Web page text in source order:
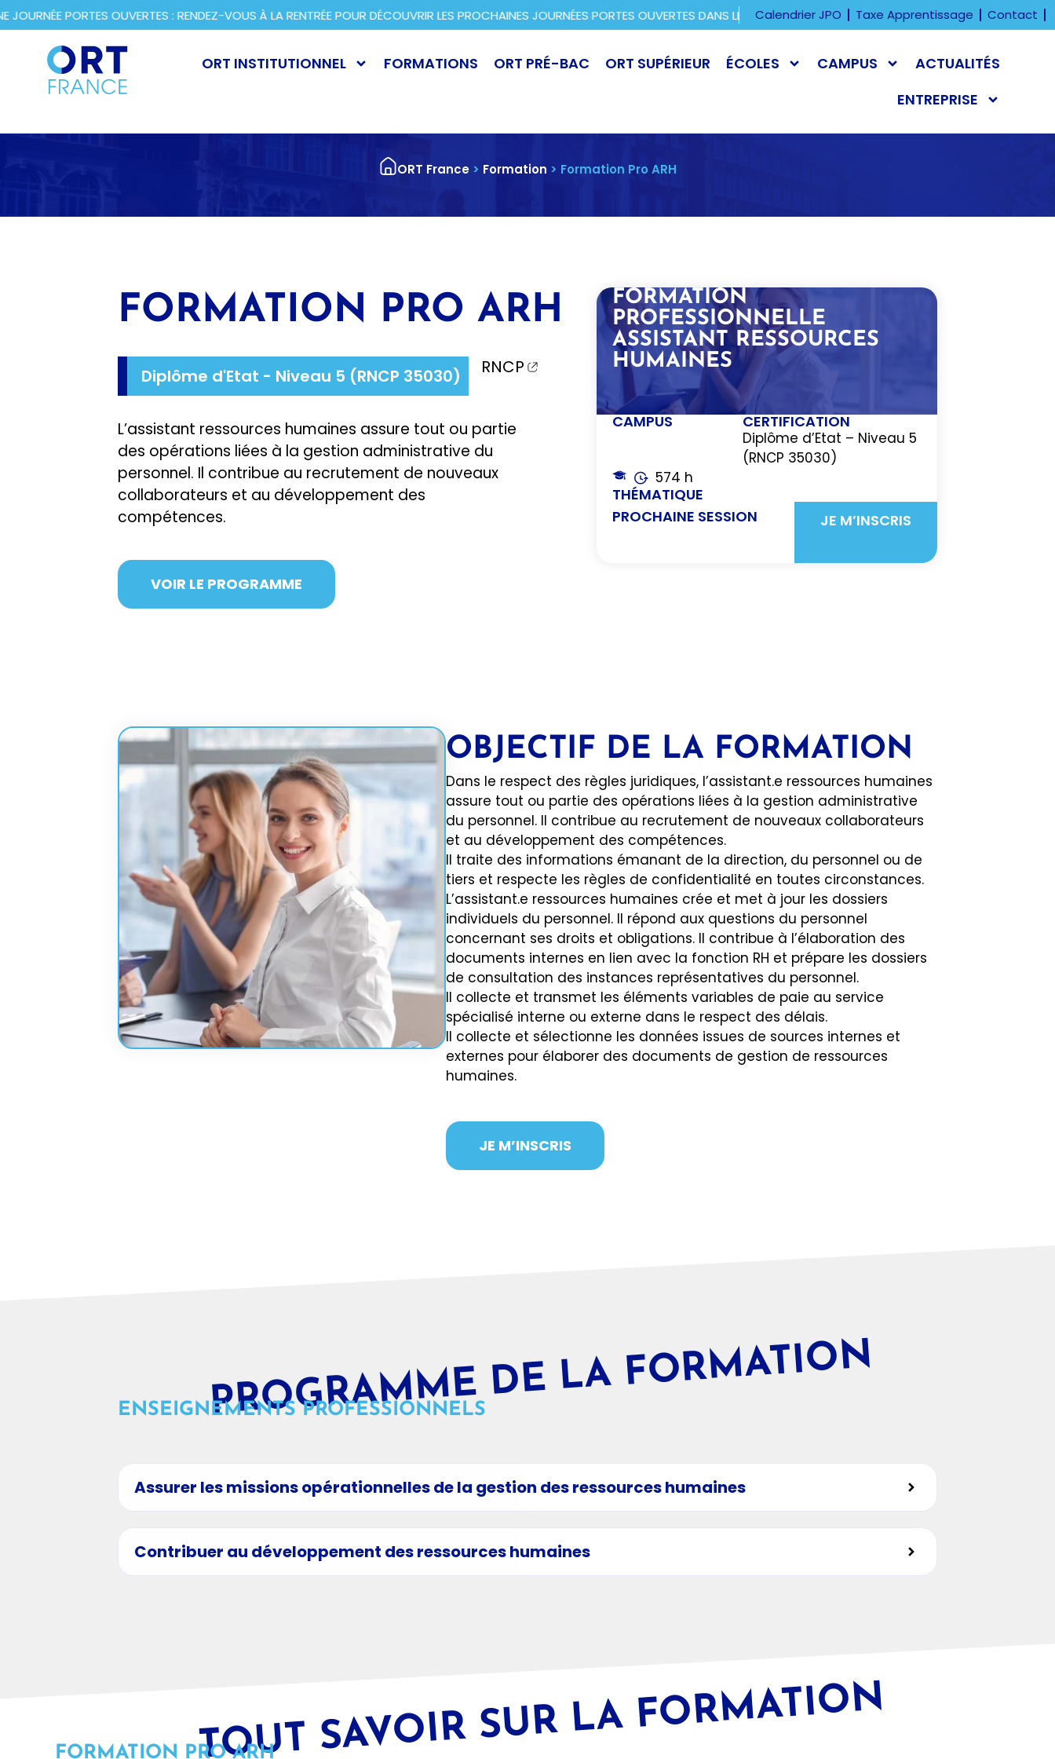
PORTES OUVERTES : RENDEZ-VOUS À LA RENTRÉE POUR DÉCOUVRIR LES PROCHAINES JOURNÉES PORTES OUVERTES DANS LES ÉTABLISSEMENTS ORT FRANCE. PROCHAINE JOURNÉE
Calendrier JPO Taxe Apprentissage Contact
ORT INSTITUTIONNEL FORMATIONS ORT PRÉ-BAC ORT SUPÉRIEUR ÉCOLES CAMPUS
ACTUALITÉS
ENTREPRISE
ORT France> Formation > Formation Pro ARH
FORMATION PRO ARH
Diplôme d'Etat - Niveau 5 (RNCP 35030) RNCP
L’assistant ressources humaines assure tout ou partie
des opérations liées à la gestion administrative du
personnel. Il contribue au recrutement de nouveaux
collaborateurs et au développement des
compétences.
VOIR LE PROGRAMME
FORMATION
PROFESSIONNELLE
ASSISTANT RESSOURCES
HUMAINES
CAMPUS CERTIFICATION
Diplôme d’Etat – Niveau 5
(RNCP 35030)
574 h
THÉMATIQUE
PROCHAINE SESSION
JE M’INSCRIS
OBJECTIF DE LA FORMATION
Dans le respect des règles juridiques, l’assistant.e ressources humaines
assure tout ou partie des opérations liées à la gestion administrative
du personnel. Il contribue au recrutement de nouveaux collaborateurs
et au développement des compétences.
Il traite des informations émanant de la direction, du personnel ou de
tiers et respecte les règles de confidentialité en toutes circonstances.
L’assistant.e ressources humaines crée et met à jour les dossiers
individuels du personnel. Il répond aux questions du personnel
concernant ses droits et obligations. Il contribue à l’élaboration des
documents internes en lien avec la fonction RH et prépare les dossiers
de consultation des instances représentatives du personnel.
Il collecte et transmet les éléments variables de paie au service
spécialisé interne ou externe dans le respect des délais.
Il collecte et sélectionne les données issues de sources internes et
externes pour élaborer des documents de gestion de ressources
humaines.
JE M’INSCRIS
PROGRAMME DE LA FORMATION
ENSEIGNEMENTS PROFESSIONNELS
Assurer les missions opérationnelles de la gestion des ressources humaines
Contribuer au développement des ressources humaines
TOUT SAVOIR SUR LA FORMATION
FORMATION PRO ARH